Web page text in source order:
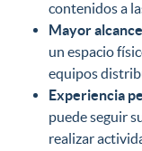
contenidos a
Mayor
un espacio
equipos
Experiencia
puede seguir
realizar